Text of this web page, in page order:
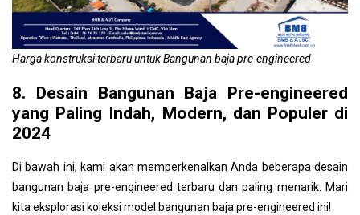
Harga konstruksi terbaru untuk Bangunan baja pre-engineered
8. Desain Bangunan Baja Pre-engineered
yang Paling Indah, Modern, dan Populer di
2024
Di bawah ini, kami akan memperkenalkan Anda beberapa desain
bangunan baja pre-engineered terbaru dan paling menarik. Mari
kita eksplorasi koleksi model bangunan baja pre-engineered ini!